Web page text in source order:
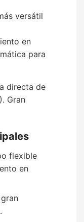
versátil
en
para
directa de
Gran
flexible
en